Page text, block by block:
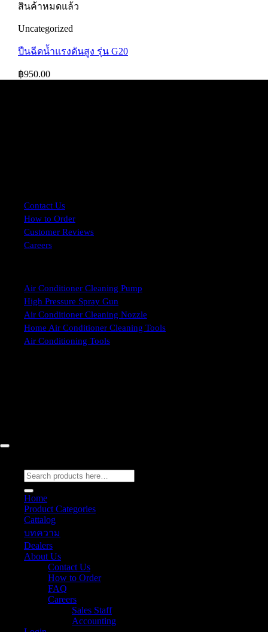
สินค้าหมดแล้ว
Uncategorized
ปืนฉีดน้ำแรงดันสูง รุ่น G20
฿950.00
Contact Us
How to Order
Customer Reviews
Careers
Air Conditioner Cleaning Pump
High Pressure Spray Gun
Air Conditioner Cleaning Nozzle
Home Air Conditioner Cleaning Tools
Air Conditioning Tools
Search
for:
Home
Product Categories
Cattalog
บทความ
Dealers
About Us
Contact Us
How to Order
FAQ
Careers
Sales Staff
Accounting